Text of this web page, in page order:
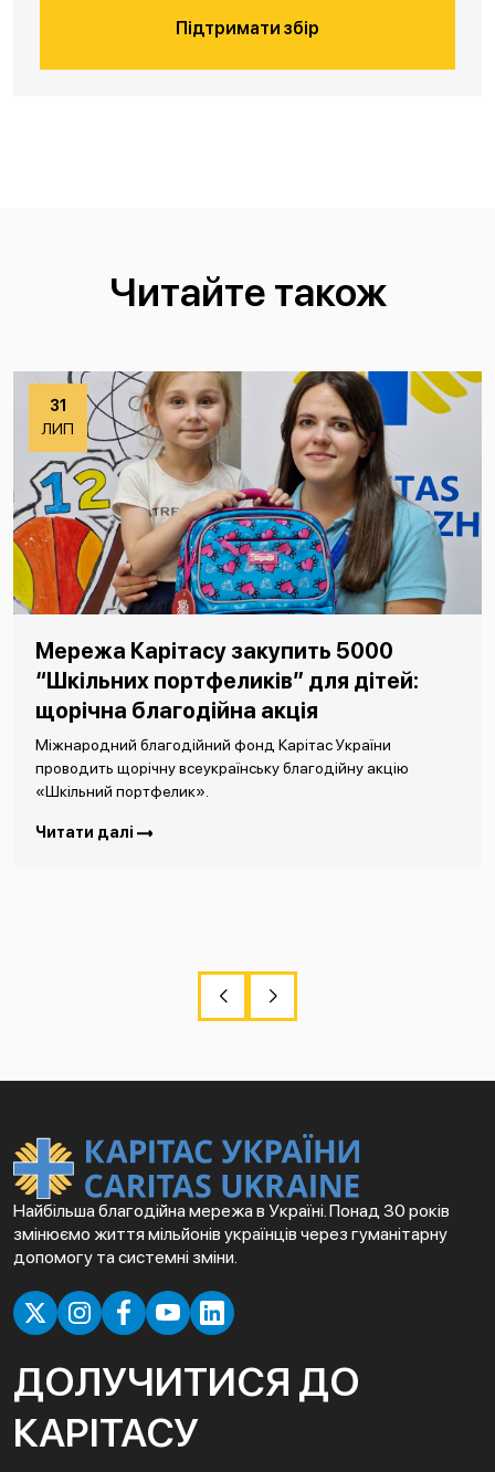
Підтримати збір
Читайте також
31
ЛИП
Мережа Карітасу закупить 5000
“Шкільних портфеликів” для дітей:
щорічна благодійна акція
Міжнародний благодійний фонд Карітас України
проводить щорічну всеукраїнську благодійну акцію
«Шкільний портфелик».
Читати далі
Найбільша благодійна мережа в Україні. Понад 30 років
змінюємо життя мільйонів українців через гуманітарну
допомогу та системні зміни.
ДОЛУЧИТИСЯ ДО
КАРІТАСУ